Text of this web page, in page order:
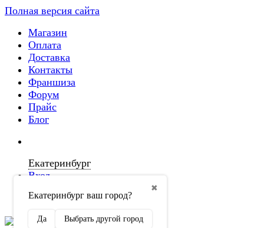
Полная версия сайта
Магазин
Оплата
Доставка
Контакты
Франшиза
Форум
Прайс
Блог
Екатеринбург
✖
Екатеринбург ваш город?
Да Выбрать другой город
Вход
Регистрация